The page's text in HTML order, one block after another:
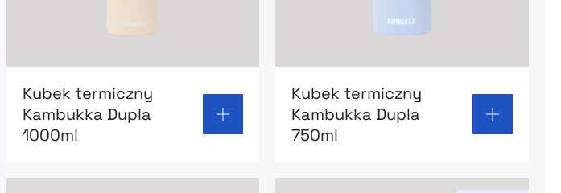
Kubek termiczny
Kambukka Dupla
1000ml
Kubek termiczny
Kambukka Dupla
750ml